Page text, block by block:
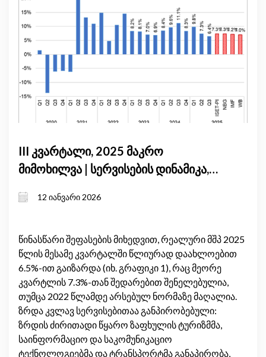
III კვარტალი, 2025 მაკრო
მიმოხილვა | სერვისების დინამიკა,
12 იანვარი 2026
წინასწარი შეფასების მიხედვით, რეალური მშპ 2025
წლის მესამე კვარტალში წლიურად დაახლოებით
6.5%-ით გაიზარდა (იხ. გრაფიკი 1), რაც მეორე
კვარტლის 7.3%-თან შედარებით შენელებულია,
თუმცა 2022 წლამდე არსებულ ნორმაზე მაღალია.
ზრდა კვლავ სერვისებითაა განპირობებული:
ზრდის ძირითადი წყარო ზაფხულის ტურიზმმა,
საინფორმაციო და საკომუნიკაციო
ტექნოლოგიებმა და ტრანსპორტმა განაპირობა,